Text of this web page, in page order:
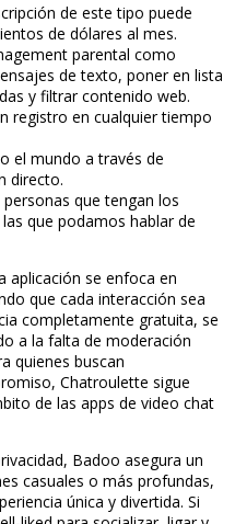
de este tipo puede
de dólares al mes.
parental como
de texto, poner en lista
y filtrar contenido web.
registro en cualquier tiempo
el mundo a través de
directo.
que tengan los
que podamos hablar de
aplicación se enfoca en
que cada interacción sea
completamente gratuita, se
a la falta de moderación
quienes buscan
Chatroulette sigue
de las apps de video chat
Badoo asegura un
casuales o más profundas,
única y divertida. Si